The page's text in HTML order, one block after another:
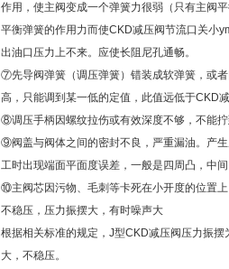
作用，使主阀变成一个弹簧力很弱（只有主阀
平衡弹簧的作用力而使CKD减压阀节流口关小
出油口压力上不来。应使长阻尼孔通畅。
⑦先导阀弹簧（调压弹簧）错装成软弹簧，或
高，只能调到某一低的定值，此值远低于CKD
⑧调压手柄因螺纹拉伤或有效深度不够，不能拧
⑨阀盖与阀体之间的密封不良，严重漏油。产
工时出现端面平面度误差，一般是四周凸，中间
⑩主阀芯因污物、毛刺等卡死在小开度的位置上
不稳压，压力振摆大，有时噪声大
根据相关标准的规定，J型CKD减压阀压力振
大，不稳压。